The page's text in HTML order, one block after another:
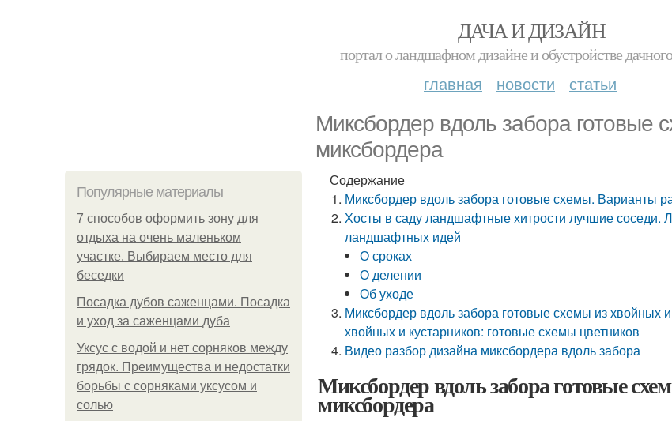
ДАЧА И ДИЗАЙН
портал о ландшафном дизайне и обустройстве
главная новости статьи
Миксбордер вдоль забора
миксбордера
Популярные материалы
7 способов оформить зону для
отдыха на очень маленьком
участке. Выбираем место для
беседки
Посадка дубов саженцами. Посадка
и уход за саженцами дуба
Уксус с водой и нет сорняков между
грядок. Преимущества и недостатки
борьбы с сорняками уксусом и
солью
Содержание
Миксбордер вдоль забора готовые схемы. Варианты
Хосты в саду ландшафтные хитрости лучшие соседи.
ландшафтных идей
О сроках
О делении
Об уходе
Миксбордер вдоль забора готовые схемы из хвойных
хвойных и кустарников: готовые схемы цветников
Видео разбор дизайна миксбордера вдоль забора
Миксбордер вдоль забора готовые
миксбордера